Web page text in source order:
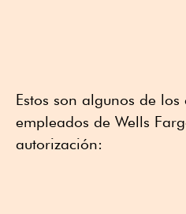
Estos son algunos de
empleados de Wells
autorización: